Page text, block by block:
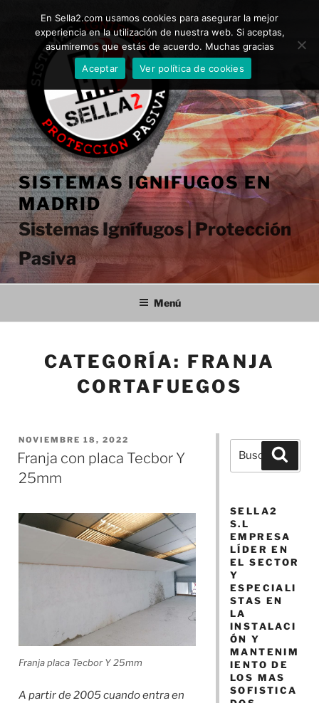
contenido
SISTEMAS IGNIFUGOS EN
MADRID
Sistemas Ignífugos | Protección
Pasiva
Menú
CATEGORÍA: FRANJA
CORTAFUEGOS
PUBLICADO
EL
NOVIEMBRE 18, 2022
Franja con placa Tecbor Y
25mm
Franja placa Tecbor Y 25mm
A partir de 2005 cuando entra en
Buscar
SELLA2
S.L
EMPRESA
LÍDER EN
EL SECTOR
Y
ESPECIALI
STAS EN
LA
INSTALACI
ÓN Y
MANTENIM
IENTO DE
LOS MAS
SOFISTICA
En Sella2.com usamos cookies para asegurar la mejor
experiencia en la utilización de nuestra web. Si aceptas,
asumiremos que estás de acuerdo. Muchas gracias
Aceptar
Ver política de cookies